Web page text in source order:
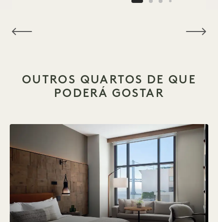
OUTROS QUARTOS DE QUE
PODERÁ GOSTAR